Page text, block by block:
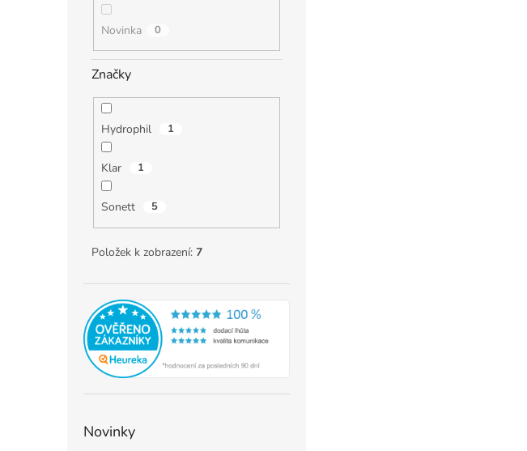
Novinka 0
Značky
Hydrophil 1
Klar 1
Sonett 5
Položek k zobrazení: 7
Novinky